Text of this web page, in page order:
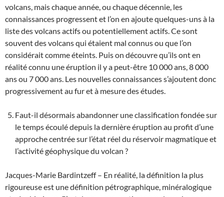
volcans, mais chaque année, ou chaque décennie, les
connaissances progressent et l’on en ajoute quelques-uns à la
liste des volcans actifs ou potentiellement actifs. Ce sont
souvent des volcans qui étaient mal connus ou que l’on
considérait comme éteints. Puis on découvre qu’ils ont en
réalité connu une éruption il y a peut-être 10 000 ans, 8 000
ans ou 7 000 ans. Les nouvelles connaissances s’ajoutent donc
progressivement au fur et à mesure des études.
Faut-il désormais abandonner une classification fondée sur
le temps écoulé depuis la dernière éruption au profit d’une
approche centrée sur l’état réel du réservoir magmatique et
l’activité géophysique du volcan ?
Jacques-Marie Bardintzeff – En réalité, la définition la plus
rigoureuse est une définition pétrographique, minéralogique